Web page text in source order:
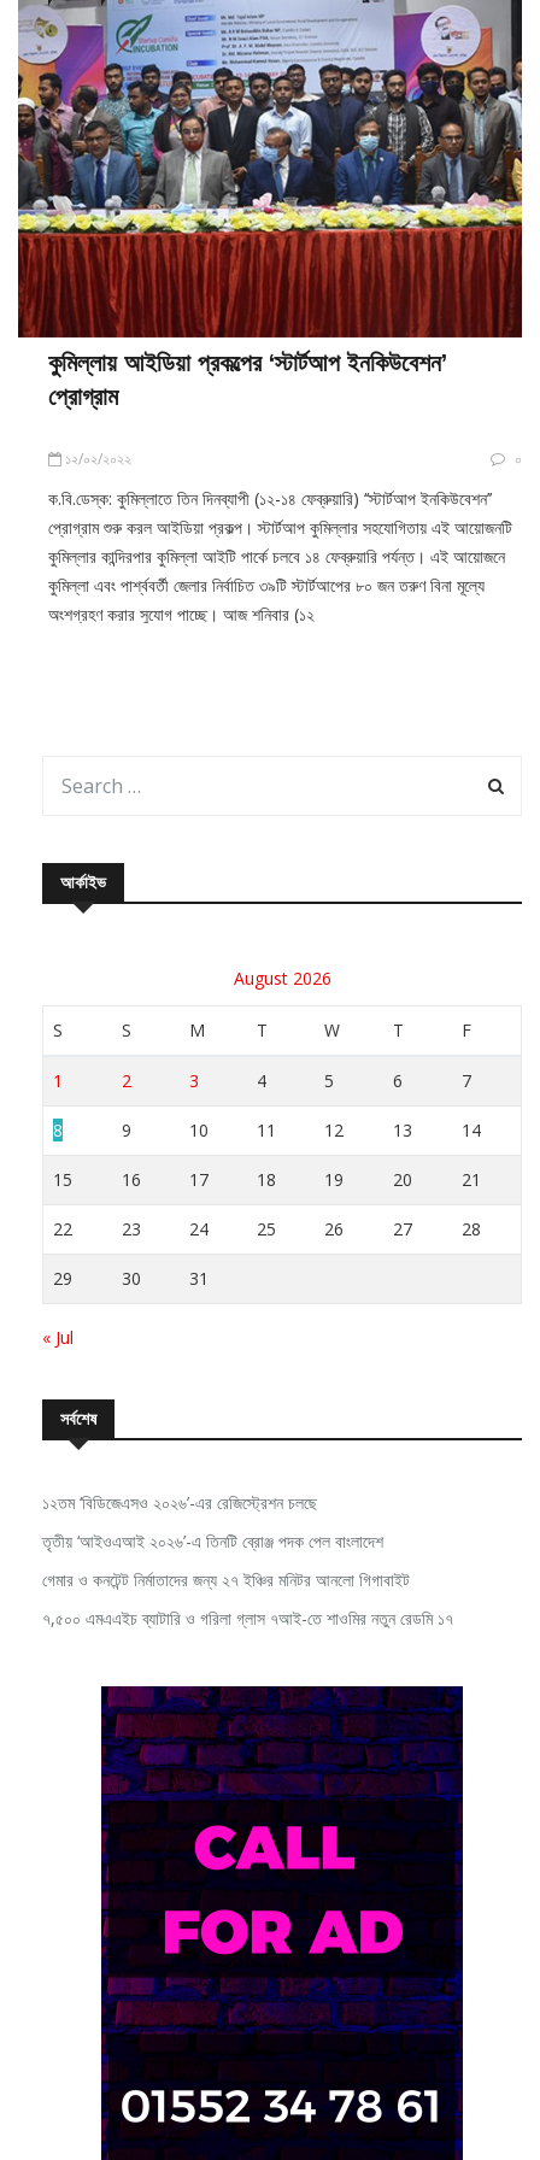
কুমিল্লায় আইডিয়া প্রকল্পের ‘স্টার্টআপ ইনকিউবেশন’
প্রোগ্রাম
১২/০২/২০২২ ০
ক.বি.ডেস্ক: কুমিল্লাতে তিন দিনব্যাপী (১২-১৪ ফেব্রুয়ারি) ‘‘স্টার্টআপ ইনকিউবেশন’’
প্রোগ্রাম শুরু করল আইডিয়া প্রকল্প। স্টার্টআপ কুমিল্লার সহযোগিতায় এই আয়োজনটি
কুমিল্লার কান্দিরপার কুমিল্লা আইটি পার্কে চলবে ১৪ ফেব্রুয়ারি পর্যন্ত। এই আয়োজনে
কুমিল্লা এবং পার্শ্ববর্তী জেলার নির্বাচিত ৩৯টি স্টার্টআপের ৮০ জন তরুণ বিনা মূল্যে
অংশগ্রহণ করার সুযোগ পাচ্ছে। আজ শনিবার (১২
আর্কাইভ
August 2026
S S M T W T F
1 2 3 4 5 6 7
8 9 10 11 12 13 14
15 16 17 18 19 20 21
22 23 24 25 26 27 28
29 30 31
« Jul
সর্বশেষ
১২তম ‘বিডিজেএসও ২০২৬’-এর রেজিস্ট্রেশন চলছে
তৃতীয় ‘আইওএআই ২০২৬’-এ তিনটি ব্রোঞ্জ পদক পেল বাংলাদেশ
গেমার ও কনটেন্ট নির্মাতাদের জন্য ২৭ ইঞ্চির মনিটর আনলো গিগাবাইট
৭,৫০০ এমএএইচ ব্যাটারি ও গরিলা গ্লাস ৭আই-তে শাওমির নতুন রেডমি ১৭